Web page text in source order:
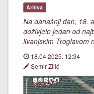
Arhiva
Na današnji dan, 18.
doživjelo jedan od
livanjskim Troglavom
18.04.2025. 12:34
Semir Zilić